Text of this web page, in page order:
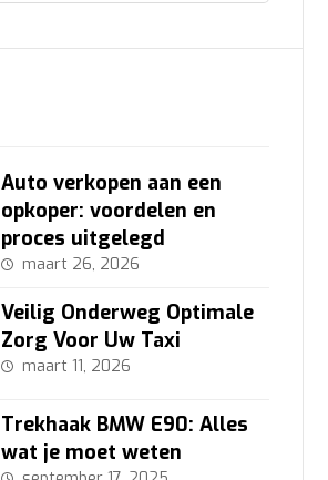
Auto verkopen aan een
opkoper: voordelen en
proces uitgelegd
maart 26, 2026
Veilig Onderweg Optimale
Zorg Voor Uw Taxi
maart 11, 2026
Trekhaak BMW E90: Alles
wat je moet weten